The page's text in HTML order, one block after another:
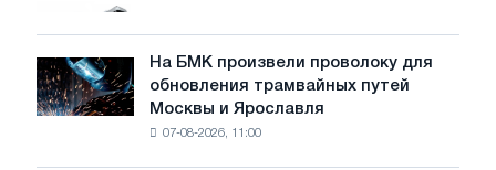
достижения
целей
обезуглероживания
грузовиков
в
июле
На
БМК
произвели
На БМК произвели проволоку для
обновления трамвайных путей
Москвы и Ярославля
07-08-2026, 11:00